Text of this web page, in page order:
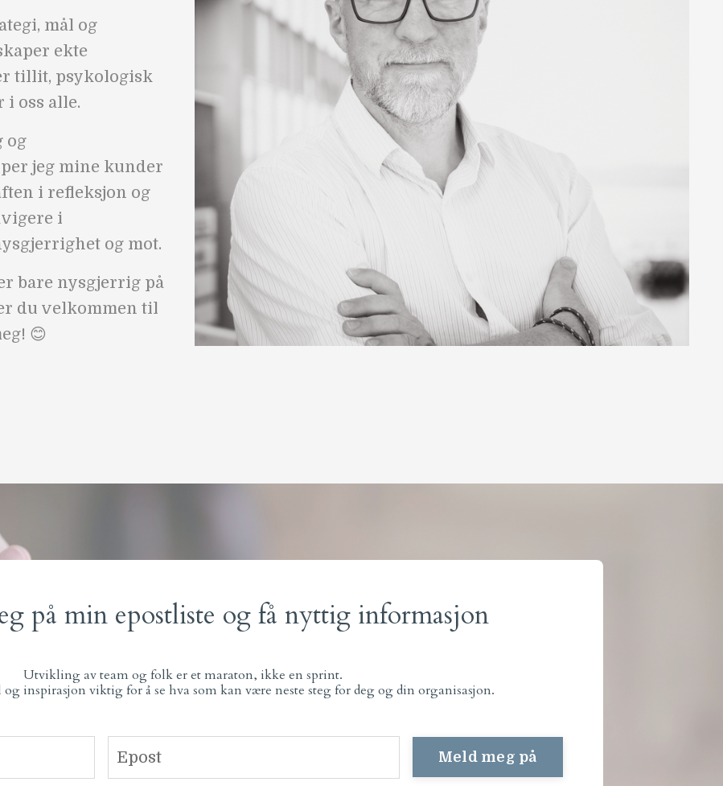
mål og
ekte
tillit, psykologisk
oss alle.
og
jeg mine kunder
i refleksjon og
i
og mot.
bare nysgjerrig på
du velkommen til
😊
på min epostliste og få nyttig informasjon
Utvikling av team og folk er et maraton, ikke en sprint.
inspirasjon viktig for å se hva som kan være neste steg for deg og din organisasjon.
Meld meg på